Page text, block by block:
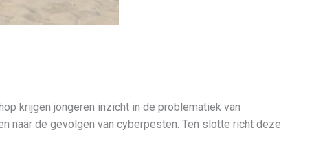
krijgen jongeren inzicht in de problematiek van
naar de gevolgen van cyberpesten. Ten slotte richt deze